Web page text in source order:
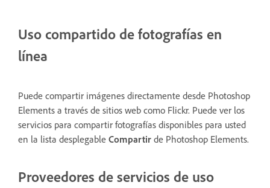
Uso compartido de fotografías en
línea
Puede compartir imágenes directamente desde Photoshop
Elements a través de sitios web como Flickr. Puede ver los
servicios para compartir fotografías disponibles para usted
en la lista desplegable Compartir de Photoshop Elements.
Proveedores de servicios de uso